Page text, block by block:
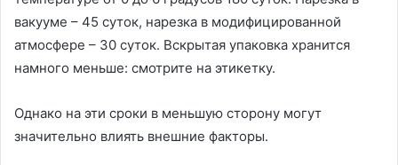
вакууме – 45 суток, нарезка в модифицированной
атмосфере – 30 суток. Вскрытая упаковка хранится
намного меньше: смотрите на этикетку.
Однако на эти сроки в меньшую сторону могут
значительно влиять внешние факторы.